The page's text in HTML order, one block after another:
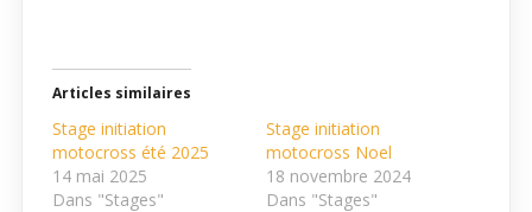
Articles similaires
Stage initiation
motocross été 2025
14 mai 2025
Dans "Stages"
Stage initiation
motocross Noel
18 novembre 2024
Dans "Stages"